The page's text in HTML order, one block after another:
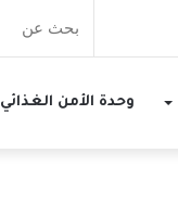
وحدة الأمن الغذائي